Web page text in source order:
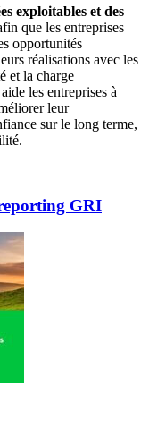
exploitables et des
que les entreprises
opportunités
réalisations avec les
et la charge
aide les entreprises à
leur
sur le long terme,
GRI